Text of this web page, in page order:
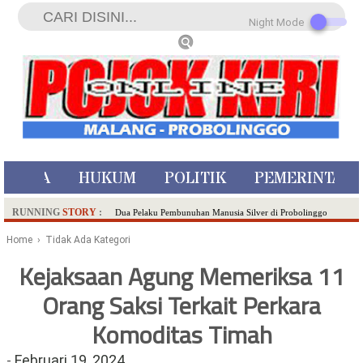
HUKUM POLITIK
RUNNING STORY : Dua Pelaku Pembunuhan Manusia Silver di Probolinggo
Literasi Melalui LASKAR JODA, Usung Filosofi Gelar Sehelai
Ambulance Dari Berbagai Daerah Padati Kota Wisata Batu
Hadirkan Tujuh Sapta Pesona Wisata di Amfiteater, Mikutopia
Buka Rekrutmen Karyawan,Berikut Kualifikasinya
Home › Tidak Ada Kategori
Kejaksaan Agung Memeriksa 11
Orang Saksi Terkait Perkara
Komoditas Timah
Night Mode